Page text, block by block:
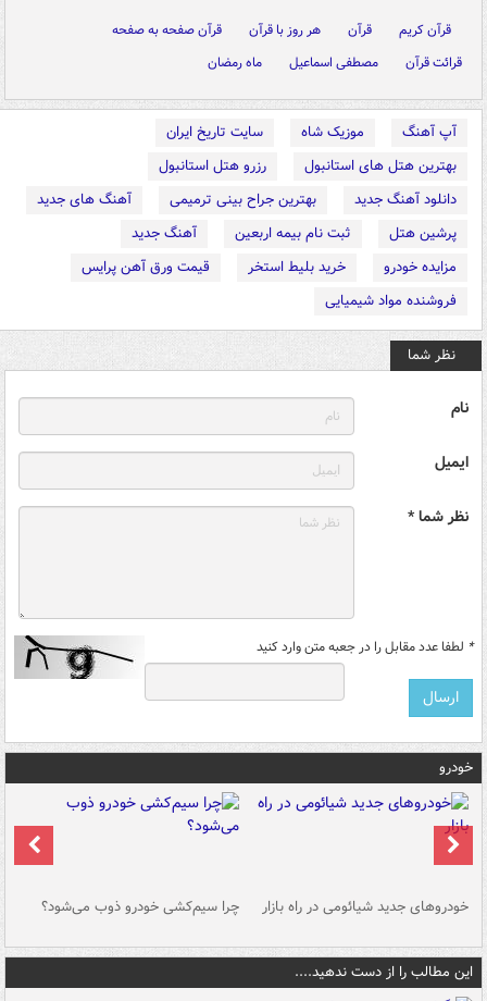
قرآن کریم قرآن هر روز با قرآن
قرآن صفحه به صفحه
قرائت قرآن
مصطفی اسماعیل ماه رمضان
آپ آهنگ موزیک شاه
سایت تاریخ ایران
بهترین هتل های استانبول
رزرو هتل استانبول
دانلود آهنگ جدید
بهترین جراح بینی ترمیمی
آهنگ های جدید
پرشین هتل
ثبت نام بیمه اربعین
آهنگ جدید
مزایده خودرو
خرید بلیط استخر
قیمت ورق آهن پرایس
فروشنده مواد شیمیایی
نظر شما
نام
ایمیل
نظر شما *
* لطفا عدد مقابل را در جعبه متن وارد کنید
خودرو
خودروهای جدید شیائومی در راه بازار چرا سیم‌کشی خودرو ذوب می‌شود؟
این مطالب را از دست ندهید....